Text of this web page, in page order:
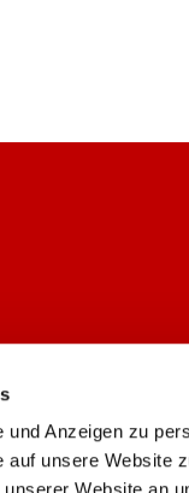
Anzeigen zu
auf unsere Website
Ev.